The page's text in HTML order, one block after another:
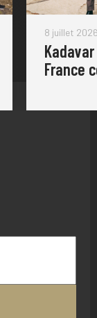
8 juillet
France